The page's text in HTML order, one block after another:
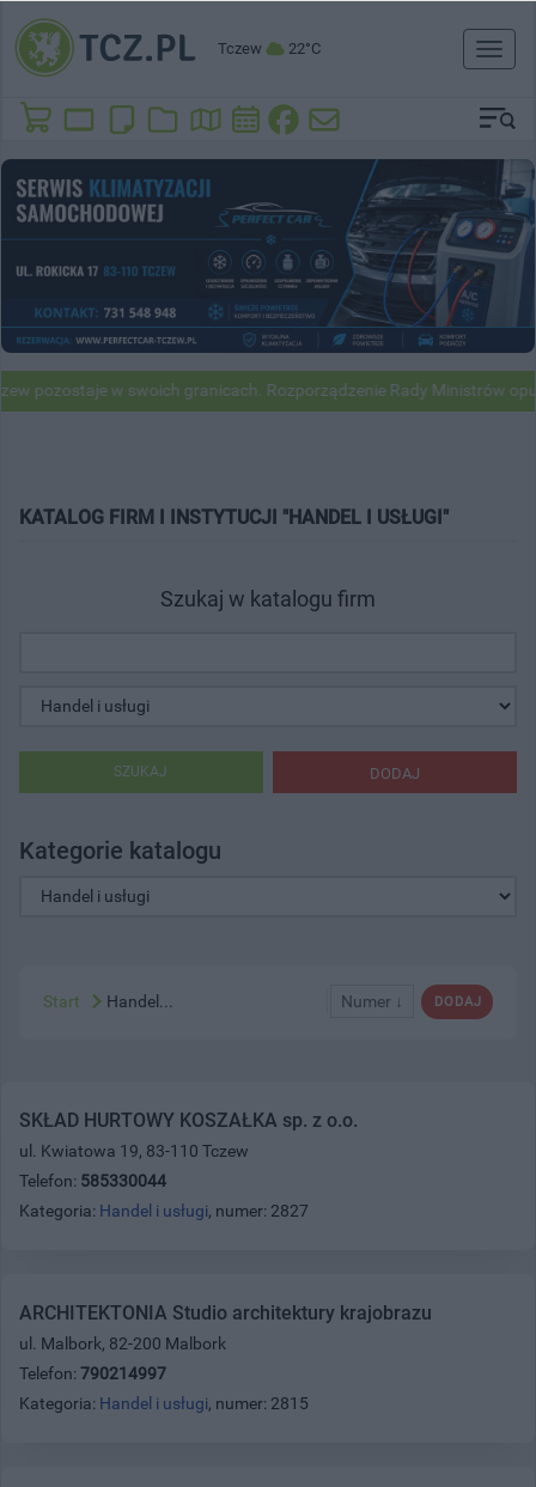
Tczew 22°C
Toggle
pozostaje w swoich granicach. Rozporządzenie Rady Ministrów
KATALOG FIRM I INSTYTUCJI "HANDEL I USŁUGI"
Szukaj w katalogu firm
DODAJ
SZUKAJ
Kategorie katalogu
DODAJ
Numer ↓
Start Handel...
SKŁAD HURTOWY KOSZAŁKA sp. z o.o.
ul. Kwiatowa 19, 83-110 Tczew
Telefon: 585330044
Kategoria: Handel i usługi, numer: 2827
ARCHITEKTONIA Studio architektury krajobrazu
ul. Malbork, 82-200 Malbork
Telefon: 790214997
Kategoria: Handel i usługi, numer: 2815